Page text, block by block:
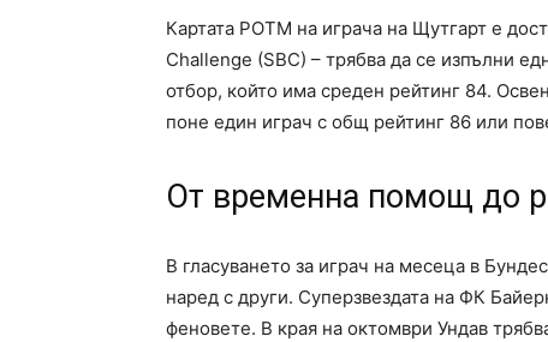
Картата POTM на играча на Щутгарт е
Challenge (SBC) – трябва да се изпълни
отбор, който има среден рейтинг 84.
поне един играч с общ рейтинг 86 или
От временна помощ до
В гласуването за играч на месеца в
наред с други. Суперзвездата на ФК
феновете. В края на октомври Ундав